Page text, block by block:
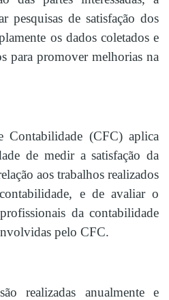
pesquisas de satisfação dos
os dados coletados e
para promover melhorias na
Contabilidade (CFC) aplica
de medir a satisfação da
aos trabalhos realizados
e de avaliar o
da contabilidade
pelo CFC.
realizadas anualmente e